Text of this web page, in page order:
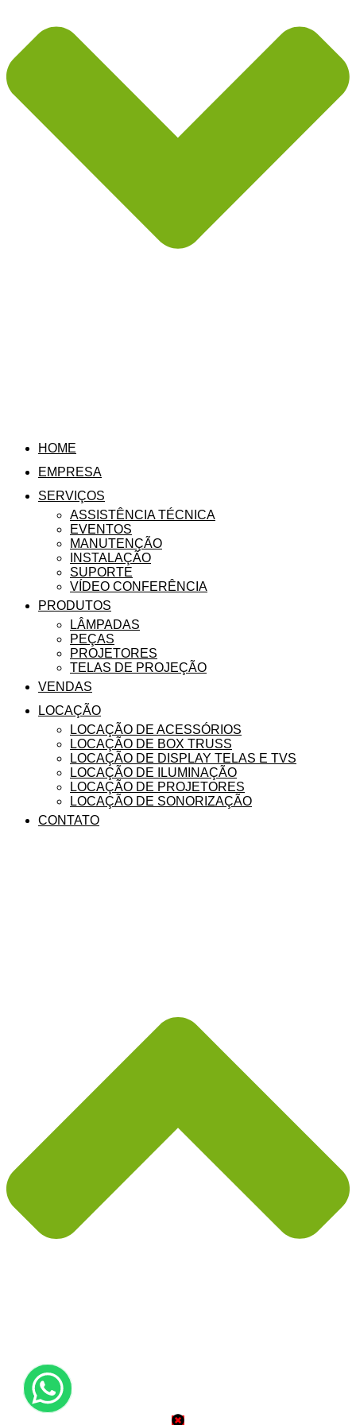
HOME
EMPRESA
SERVIÇOS
ASSISTÊNCIA TÉCNICA
EVENTOS
MANUTENÇÃO
INSTALAÇÃO
SUPORTE
VÍDEO CONFERÊNCIA
PRODUTOS
LÂMPADAS
PEÇAS
PROJETORES
TELAS DE PROJEÇÃO
VENDAS
LOCAÇÃO
LOCAÇÃO DE ACESSÓRIOS
LOCAÇÃO DE BOX TRUSS
LOCAÇÃO DE DISPLAY TELAS E TVS
LOCAÇÃO DE ILUMINAÇÃO
LOCAÇÃO DE PROJETORES
LOCAÇÃO DE SONORIZAÇÃO
CONTATO